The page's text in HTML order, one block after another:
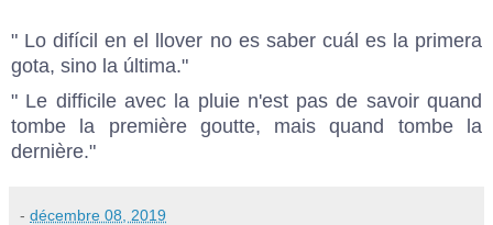
" Lo difícil en el llover no es saber cuál es la primera
gota, sino la última."
" Le difficile avec la pluie n'est pas de savoir quand
tombe la première goutte, mais quand tombe la
dernière."
- décembre 08, 2019